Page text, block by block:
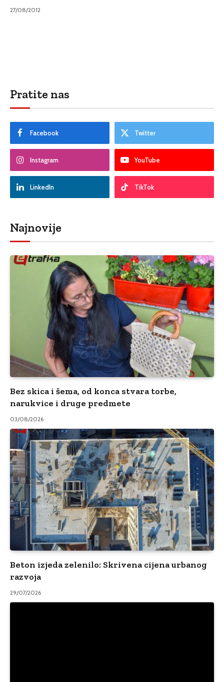
27/08/2012
Pratite nas
Facebook Twitter
Instagram YouTube
LinkedIn TikTok
Najnovije
Bez skica i šema, od konca stvara torbe,
narukvice i druge predmete
03/08/2026
Beton izjeda zelenilo: Skrivena cijena urbanog
razvoja
29/07/2026